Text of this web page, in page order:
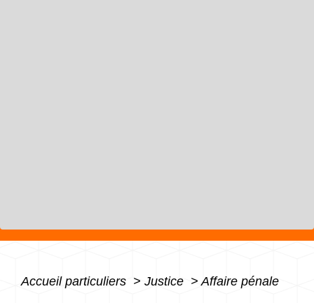
Accueil particuliers > Justice > Affaire pénale